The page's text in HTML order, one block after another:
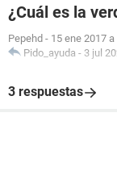
¿Cuál es la
Pepehd - 15 ene 2017
Pido_ayuda - 3 jul
3 respuestas